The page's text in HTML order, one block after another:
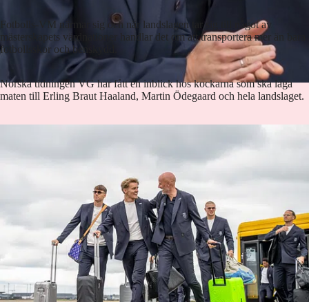
Fotbolls-VM närmar sig och när landslagen tar sig till något av
mästerskapets värdnationer handlar det om att transportera mer än bara
fotbollsskor och benskydd.
Norska tidningen VG har fått en inblick hos kockarna som ska laga
maten till Erling Braut Haaland, Martin Ödegaard och hela landslaget.